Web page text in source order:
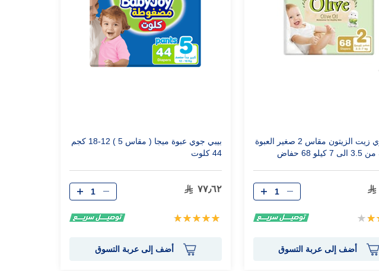
بيبي جوي زيت الزيتون مقاس 2 صغير العبوة
الكمية
أضف إلى عربة التسوق
بيبي جوي عبوة ميجا ( مقاس 5 ) 12-18 كجم
44 كلوت
٧٧٫٦٢
تقييم:
الكمية
أضف إلى عربة التسوق